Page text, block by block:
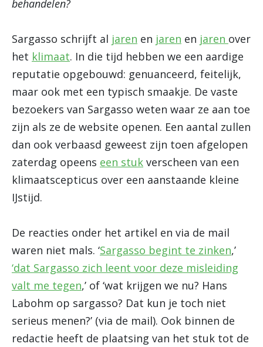
behandelen?
Sargasso schrijft al jaren en jaren en jaren over
het klimaat. In die tijd hebben we een aardige
reputatie opgebouwd: genuanceerd, feitelijk,
maar ook met een typisch smaakje. De vaste
bezoekers van Sargasso weten waar ze aan toe
zijn als ze de website openen. Een aantal zullen
dan ook verbaasd geweest zijn toen afgelopen
zaterdag opeens een stuk verscheen van een
klimaatscepticus over een aanstaande kleine
IJstijd.
De reacties onder het artikel en via de mail
waren niet mals. ‘Sargasso begint te zinken,’
‘dat Sargasso zich leent voor deze misleiding
valt me tegen,’ of ‘wat krijgen we nu? Hans
Labohm op sargasso? Dat kun je toch niet
serieus menen?’ (via de mail). Ook binnen de
redactie heeft de plaatsing van het stuk tot de